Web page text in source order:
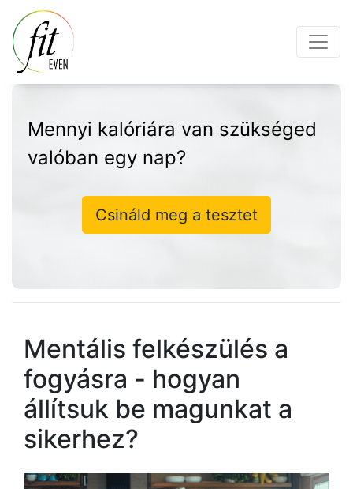
Mennyi kalóriára van szükséged
valóban egy nap?
Csináld meg a tesztet
Mentális felkészülés a
fogyásra - hogyan
állítsuk be magunkat a
sikerhez?